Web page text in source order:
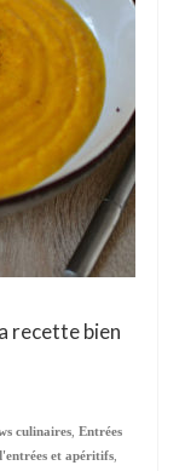
recette bien
culinaires, Entrées
et apéritifs